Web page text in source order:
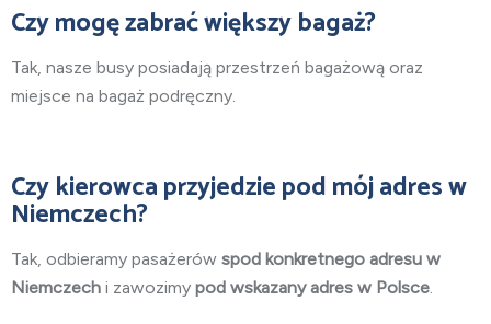
Czy mogę zabrać większy bagaż?
Tak, nasze busy posiadają przestrzeń bagażową oraz
miejsce na bagaż podręczny.
Czy kierowca przyjedzie pod mój adres w
Niemczech?
Tak, odbieramy pasażerów spod konkretnego adresu w
Niemczech i zawozimy pod wskazany adres w Polsce